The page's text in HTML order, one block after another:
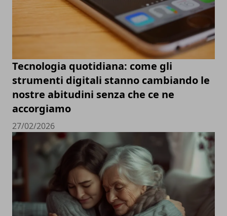
Tecnologia quotidiana: come gli
strumenti digitali stanno cambiando le
nostre abitudini senza che ce ne
accorgiamo
27/02/2026